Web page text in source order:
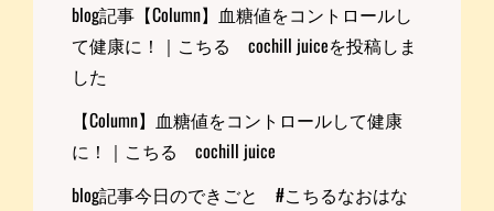
blog記事【Column】血糖値をコントロールし
て健康に！｜こちる cochill juiceを投稿しま
した
【Column】血糖値をコントロールして健康
に！｜こちる cochill juice
blog記事今日のできごと #こちるなおはな